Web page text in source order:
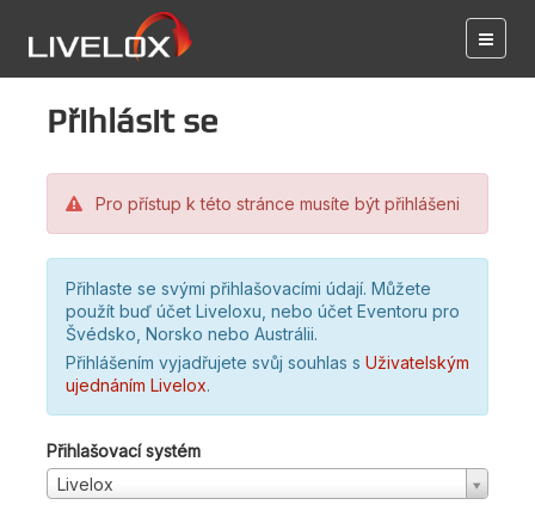
Přihlásit se
Pro přístup k této stránce musíte být přihlášeni
Přihlaste se svými přihlašovacími údají. Můžete
použít buď účet Liveloxu, nebo účet Eventoru pro
Švédsko, Norsko nebo Austrálii.
Přihlášením vyjadřujete svůj souhlas s Uživatelským
ujednáním Livelox.
Přihlašovací systém
Livelox